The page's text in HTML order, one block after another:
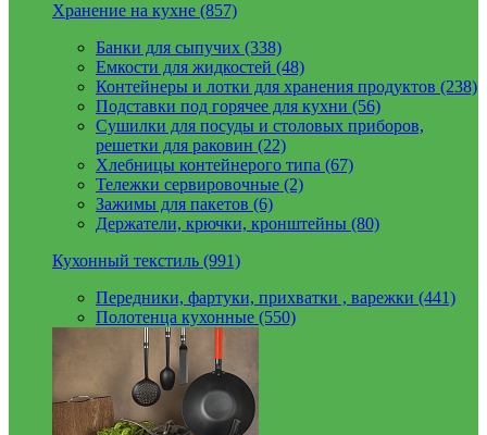
Хранение на кухне (857)
Банки для сыпучих (338)
Емкости для жидкостей (48)
Контейнеры и лотки для хранения продуктов (238)
Подставки под горячее для кухни (56)
Сушилки для посуды и столовых приборов,
решетки для раковин (22)
Хлебницы контейнерого типа (67)
Тележки сервировочные (2)
Зажимы для пакетов (6)
Держатели, крючки, кронштейны (80)
Кухонный текстиль (991)
Передники, фартуки, прихватки , варежки (441)
Полотенца кухонные (550)